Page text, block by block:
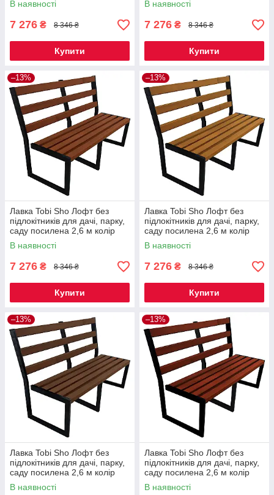
В наявності
7 276 ₴ 8 346 ₴
Купити
В наявності
7 276 ₴ 8 346 ₴
Купити
–13%
Лавка Tobi Sho Лофт без
підлокітників для дачі, парку,
саду посилена 2,6 м колір
макасар
В наявності
7 276 ₴ 8 346 ₴
Купити
–13%
Лавка Tobi Sho Лофт без
підлокітників для дачі, парку,
саду посилена 2,6 м колір
дуб
В наявності
7 276 ₴ 8 346 ₴
Купити
–13%
Лавка Tobi Sho Лофт без
підлокітників для дачі, парку,
саду посилена 2,6 м колір
горіх
В наявності
–13%
Лавка Tobi Sho Лофт без
підлокітників для дачі, парку,
саду посилена 2,6 м колір
махагоній
В наявності